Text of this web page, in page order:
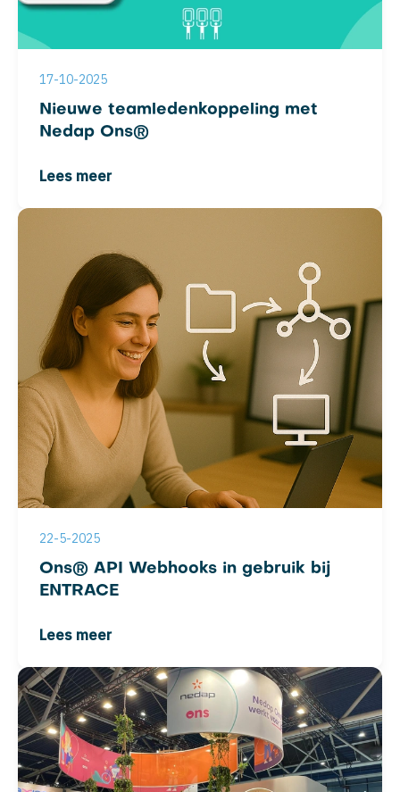
17-10-2025
Nieuwe teamledenkoppeling met
Nedap Ons®
Lees meer
22-5-2025
Ons® API Webhooks in gebruik bij
ENTRACE
Lees meer